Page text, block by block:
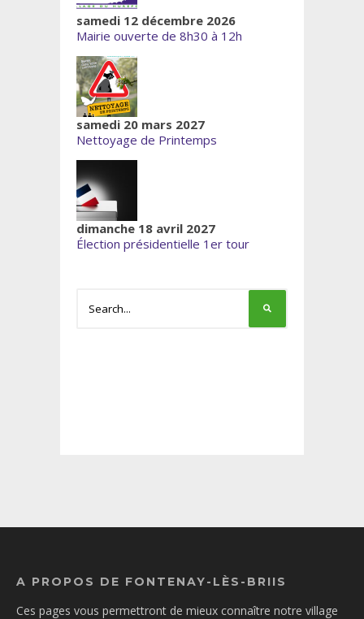
samedi 12 décembre 2026
Mairie ouverte de 8h30 à 12h
samedi 20 mars 2027
Nettoyage de Printemps
dimanche 18 avril 2027
Élection présidentielle 1er tour
A PROPOS DE FONTENAY-LÈS-BRIIS
Ces pages vous permettront de mieux connaître notre village